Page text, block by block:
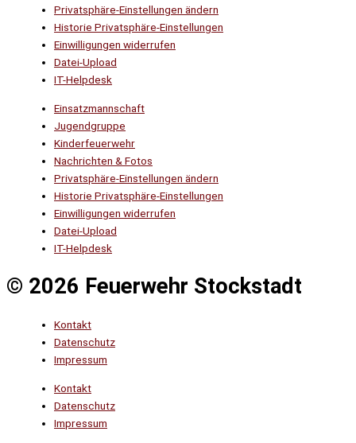
Privatsphäre-Einstellungen ändern
Historie Privatsphäre-Einstellungen
Einwilligungen widerrufen
Datei-Upload
IT-Helpdesk
Einsatzmannschaft
Jugendgruppe
Kinderfeuerwehr
Nachrichten & Fotos
Privatsphäre-Einstellungen ändern
Historie Privatsphäre-Einstellungen
Einwilligungen widerrufen
Datei-Upload
IT-Helpdesk
© 2026 Feuerwehr Stockstadt
Kontakt
Datenschutz
Impressum
Kontakt
Datenschutz
Impressum